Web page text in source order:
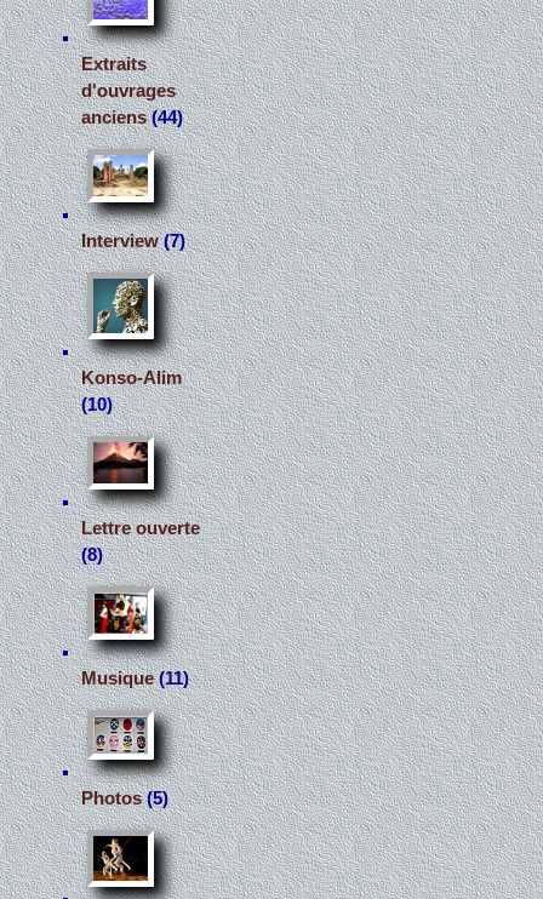
Extraits
d'ouvrages
anciens(44)
Interview(7)
Konso-Alim
(10)
Lettre ouverte
(8)
Musique(11)
Photos(5)